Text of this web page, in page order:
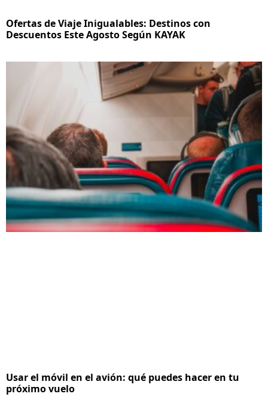
Ofertas de Viaje Inigualables: Destinos con
Descuentos Este Agosto Según KAYAK
Usar el móvil en el avión: qué puedes hacer en tu
próximo vuelo